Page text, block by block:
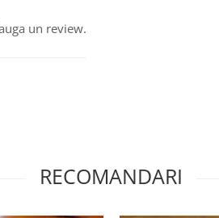
un review.
RECOMANDARI